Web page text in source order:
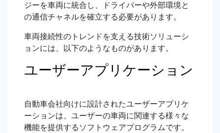
ジーを車両に統合し、ドライバーや外部環境と
の通信チャネルを確立する必要があります。
車両接続性のトレンドを支える技術ソリューシ
ョンには、以下のようなものがあります。
ユーザーアプリケーション
自動車会社向けに設計されたユーザーアプリケ
ーションは、ユーザーの車両に関連する様々な
機能を提供するソフトウェアプログラムです。